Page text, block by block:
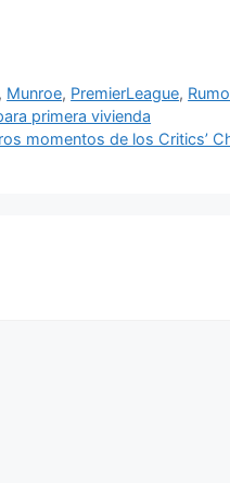
, Munroe, PremierLeague,
primera vivienda
momentos de los Critics’